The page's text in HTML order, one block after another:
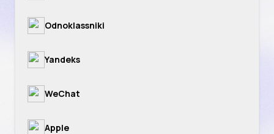
Odnoklassniki
Yandeks
WeChat
Apple